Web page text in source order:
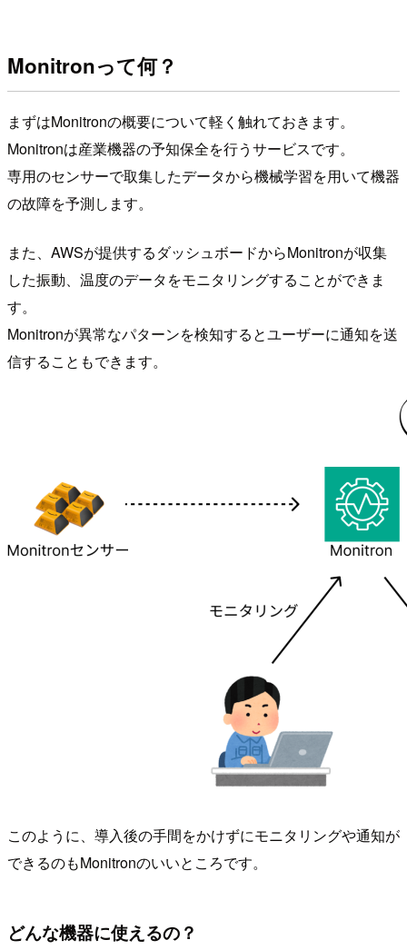
Monitronって何？
まずはMonitronの概要について軽く触れておきます。
Monitronは産業機器の予知保全を行うサービスです。
専用のセンサーで取集したデータから機械学習を用いて機器
の故障を予測します。
また、AWSが提供するダッシュボードからMonitronが収集
した振動、温度のデータをモニタリングすることができま
す。
Monitronが異常なパターンを検知するとユーザーに通知を送
信することもできます。
このように、導入後の手間をかけずにモニタリングや通知が
できるのもMonitronのいいところです。
どんな機器に使えるの？